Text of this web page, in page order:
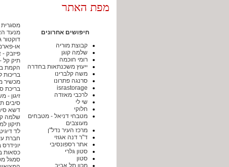
מפת האתר
חיפושים אחרונים
קבוצת מוריה
שלמה קוגן
רומי חוכמה
ייעוץ משכנתאות בחדרה
משה קלברינו
סרנגה פתרונו
israstorage
לרכבי מאזדה
שי לי
חלוקי
מטבחי דניאל - מטבחים
מעוצבים
מרכז העיר נדל"ן
ד"ר דנה אגוזי
אתר רספונסיבי
סטון גלרי
סטון
מכון תל אביב
מנעד
דוקטור
או-
פיזבק -
תיק קל
הקמת
בריכות
מכשיר
בריכת
זיגון -
סיבים
דשא
שלמה
תיקון
לד
חברת
כסאות
סמגל